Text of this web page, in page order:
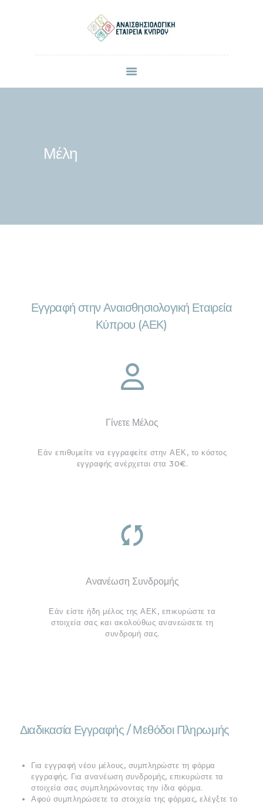
Μέλη
ΠΟΙΟΙ ΕΙΜΑΣΤΕ
ΣΥΝΕΔΡΙΑ & ΗΜΕΡΙΔΕΣ
Εγγραφή στην Αναισθησιολογική Εταιρεία
Κύπρου (ΑΕΚ)
Γίνετε Μέλος
Εάν επιθυμείτε να εγγραφείτε στην ΑΕΚ, το κόστος
εγγραφής ανέρχεται στα 30€.
Ανανέωση Συνδρομής
Εάν είστε ήδη μέλος της ΑΕΚ, επικυρώστε τα
στοιχεία σας και ακολούθως ανανεώσετε τη
συνδρομή σας.
Διαδικασία Εγγραφής / Μεθόδοι Πληρωμής
Για εγγραφή νέου μέλους, συμπληρώστε τη φόρμα
εγγραφής. Για ανανέωση συνδρομής, επικυρώστε τα
στοιχεία σας συμπληρώνοντας την ίδια φόρμα.
Αφού συμπληρώσετε τα στοιχεία της φόρμας, ελέγξτε το